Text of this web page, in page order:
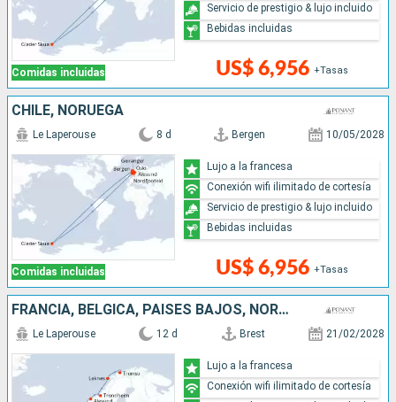
Comidas incluidas US$ 6,956 +Tasas
Servicio de prestigio & lujo incluido
Bebidas incluidas
CHILE, NORUEGA
Comidas incluidas
Le Laperouse 8 d Bergen 10/05/2028
US$ 6,956 +Tasas
Lujo a la francesa
Conexión wifi ilimitado de cortesía
Servicio de prestigio & lujo incluido
Bebidas incluidas
FRANCIA, BÉLGICA, PAISES BAJOS, NORUEGA
Le Laperouse 12 d Brest 21/02/2028
Lujo a la francesa
Conexión wifi ilimitado de cortesía